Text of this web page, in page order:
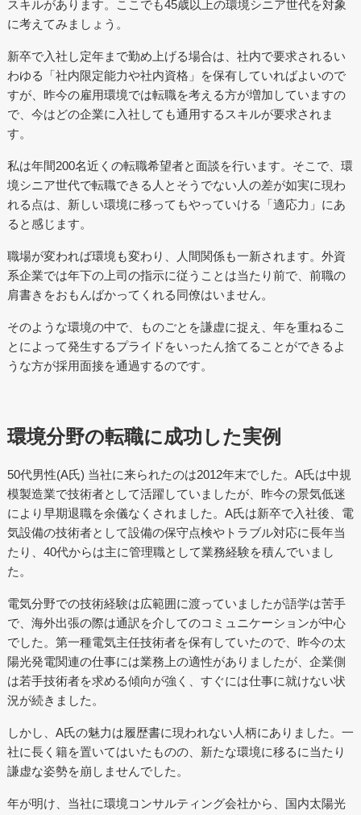
スキルがあります。ここでも45歳以上の環境シニア世代を対象
に考えてみましょう。
新卒で入社し定年まで勤め上げる場合は、社内で要求されるい
わゆる「社内限定能力や社内資格」を保有していればよいので
すが、昨今の雇用環境では転職を考える方が増加していますの
で、今はどの企業に入社しても通用するスキルが要求されま
す。
私は年間200名近くの転職希望者と面談を行います。そこで、環
境シニア世代で転職できる人とそうでない人の差が如実に現わ
れる点は、新しい環境に移ってもやっていける「適応力」にあ
ると感じます。
職場が変われば環境も変わり、人間関係も一新されます。外資
系企業では年下の上司の指示に従うことは当たり前で、前職の
肩書きをおもんばかってくれる同僚はいません。
そのような環境の中で、ものごとを謙虚に捉え、年を重ねるこ
とによって発生するプライドをいったん捨てることができるよ
うな方が採用面接を通過するのです。
環境分野の転職に成功した実例
50代男性(A氏) 当社に来られたのは2012年末でした。A氏は中規
模製造業で技術者として活躍していましたが、昨今の景気低迷
により早期退職を余儀なくされました。A氏は新卒で入社後、電
気設備の技術者として設備の保守点検やトラブル対応に長年当
たり、40代からは主に管理職として業務経験を積んでいまし
た。
電気分野での技術経験は広範囲に渡っていましたが語学は苦手
で、海外出張の際は通訳を介してのコミュニケーションが中心
でした。第一種電気主任技術者を保有していたので、昨今の太
陽光発電関連の仕事には業務上の適性がありましたが、企業側
は若手技術者を求める傾向が強く、すぐには仕事に就けない状
況が続きました。
しかし、A氏の魅力は履歴書に現われない人柄にありました。一
社に長く籍を置いてはいたものの、新たな環境に移るに当たり
謙虚な姿勢を崩しませんでした。
年が明け、当社に環境コンサルティング会社から、国内太陽光